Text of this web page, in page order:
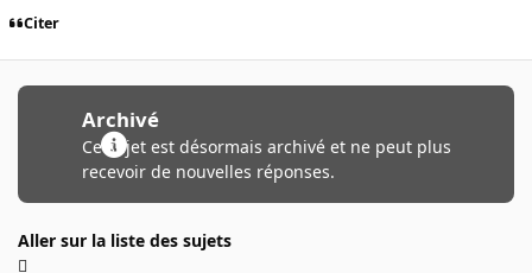
Citer
Archivé
Ce sujet est désormais archivé et ne peut plus
recevoir de nouvelles réponses.
Aller sur la liste des sujets